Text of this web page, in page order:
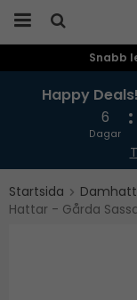
Snabb
Happy
6
Dagar
Startsida
Hattar - Gårda